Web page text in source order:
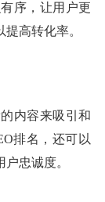
序，让用户更
高转化率。
内容来吸引和
排名，还可以
忠诚度。